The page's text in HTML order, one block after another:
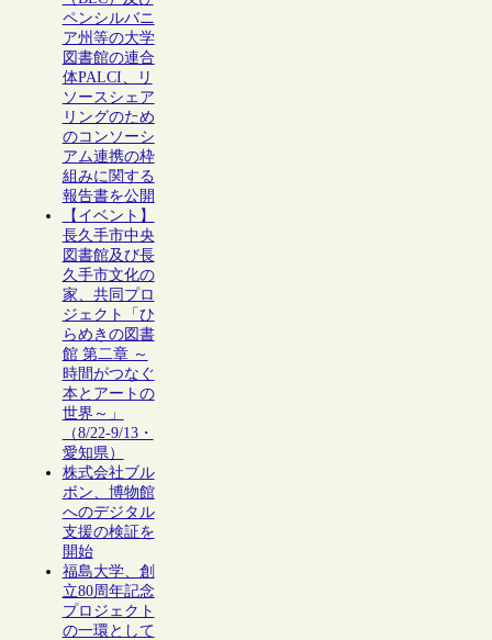
ペンシルバニ
ア州等の大学
図書館の連合
体PALCI、リ
ソースシェア
リングのため
のコンソーシ
アム連携の枠
組みに関する
報告書を公開
【イベント】
長久手市中央
図書館及び長
久手市文化の
家、共同プロ
ジェクト「ひ
らめきの図書
館 第二章 ～
時間がつなぐ
本とアートの
世界～」
（8/22-9/13・
愛知県）
株式会社ブル
ボン、博物館
へのデジタル
支援の検証を
開始
福島大学、創
立80周年記念
プロジェクト
の一環として